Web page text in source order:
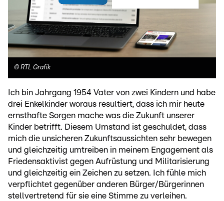
© RTL Grafik
Ich bin Jahrgang 1954 Vater von zwei Kindern und habe
drei Enkelkinder woraus resultiert, dass ich mir heute
ernsthafte Sorgen mache was die Zukunft unserer
Kinder betrifft. Diesem Umstand ist geschuldet, dass
mich die unsicheren Zukunftsaussichten sehr bewegen
und gleichzeitig umtreiben in meinem Engagement als
Friedensaktivist gegen Aufrüstung und Militarisierung
und gleichzeitig ein Zeichen zu setzen. Ich fühle mich
verpflichtet gegenüber anderen Bürger/Bürgerinnen
stellvertretend für sie eine Stimme zu verleihen.